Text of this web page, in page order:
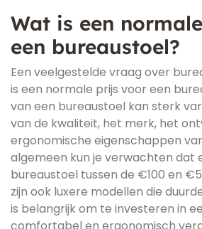
Wat is een
een bureaustoel?
Een veelgestelde vraag over
is een normale prijs voor een
van een bureaustoel kan sterk
van de kwaliteit, het merk, het
ergonomische eigenschappen
algemeen kun je verwachten dat
bureaustoel tussen de €100 en
zijn ook luxere modellen die
is belangrijk om te investeren in